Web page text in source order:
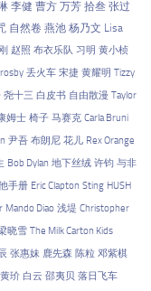
李健 曹方 万芳 拾叁 张过
自然卷 燕池 杨乃文 Lisa
赵照 布衣乐队 习明 黄小桢
丢火车 宋捷 黄耀明 Tizzy
尧十三 白皮书 自由散漫 Taylor
姆士 椅子 马赛克 Carla Bruni
尹吾 布朗尼 花儿 Rex Orange
Bob Dylan 地下丝绒 许钧 与非
手册 Eric Clapton Sting HUSH
Mando Diao 浅堤 Christopher
晓雪 The Milk Carton Kids
张惠妹 鹿先森 陈粒 邓紫棋
黄玠 白云 邵夷贝 落日飞车